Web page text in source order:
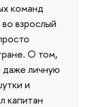
команд
взрослый
О том,
даже личную
и
капитан